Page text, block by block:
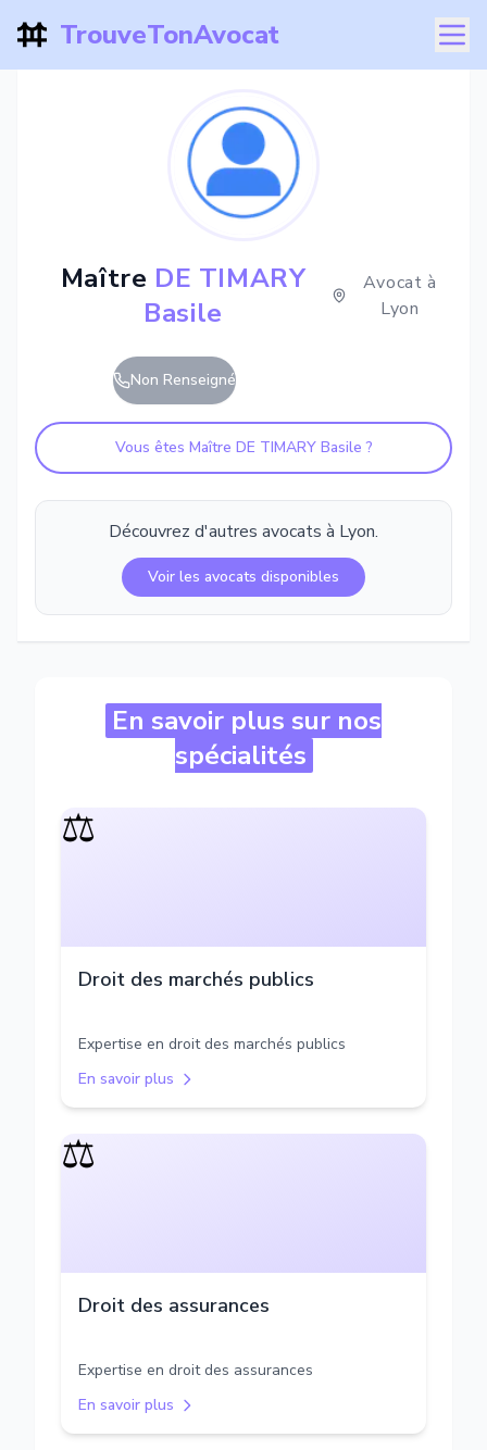
TrouveTonAvocat
Maître DE TIMARY
Basile
Avocat à
Lyon
Non Renseigné
Vous êtes Maître DE TIMARY Basile ?
Découvrez d'autres avocats à Lyon.
Voir les avocats disponibles
En savoir plus sur nos
spécialités
⚖️
Droit des marchés publics
Expertise en droit des marchés publics
En savoir plus
⚖️
Droit des assurances
Expertise en droit des assurances
En savoir plus